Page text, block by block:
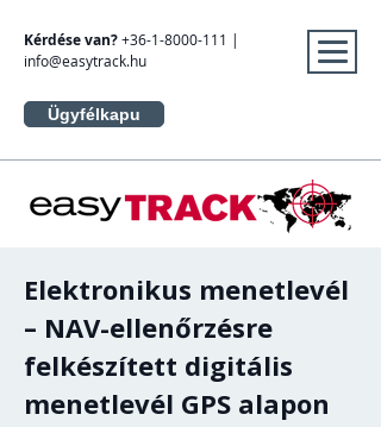
Kérdése van?+36-1-8000-111 |
info@easytrack.hu
Ügyfélkapu
Elektronikus menetlevél
– NAV-ellenőrzésre
felkészített digitális
menetlevél GPS alapon